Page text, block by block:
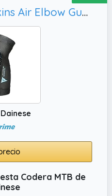
a
calidad diseñados
para mejorar
a tus
Y CONFORT:
transpirables y
experiencia cómoda
día. El tejido suave
manteniendo el
actividad.
Dainese - Trail Skins Air Elbow Guards, M
Codera MTB de